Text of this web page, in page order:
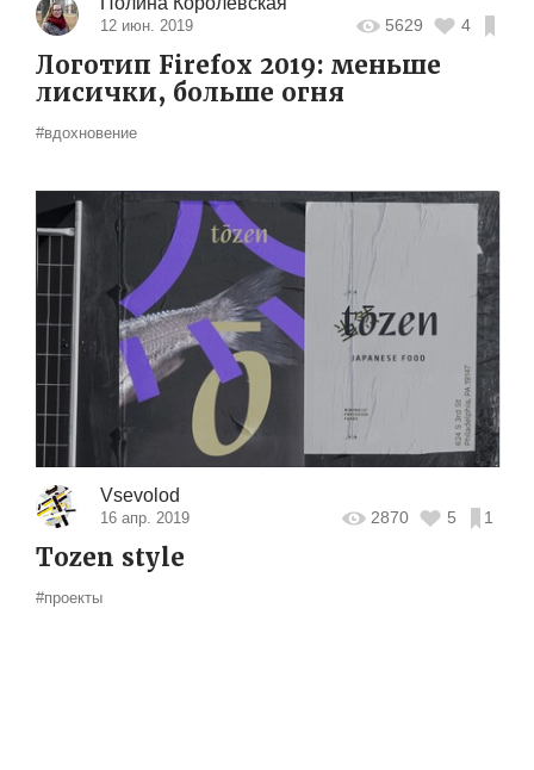
12 июн. 2019 5629 4
Логотип Firefox 2019: меньше
лисички, больше огня
#вдохновение
Vsevolod
16 апр. 2019 2870 5 1
Tozen style
#проекты